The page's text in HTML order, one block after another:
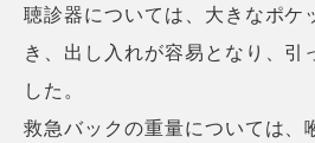
聴診器については、大きなポケ
き、出し入れが容易となり、引
した。
救急バックの重量については、